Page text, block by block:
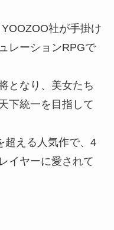
社が手掛け
レーションRPGで
となり、美女たち
下統一を目指して
超える人気作で、4
イヤーに愛されて